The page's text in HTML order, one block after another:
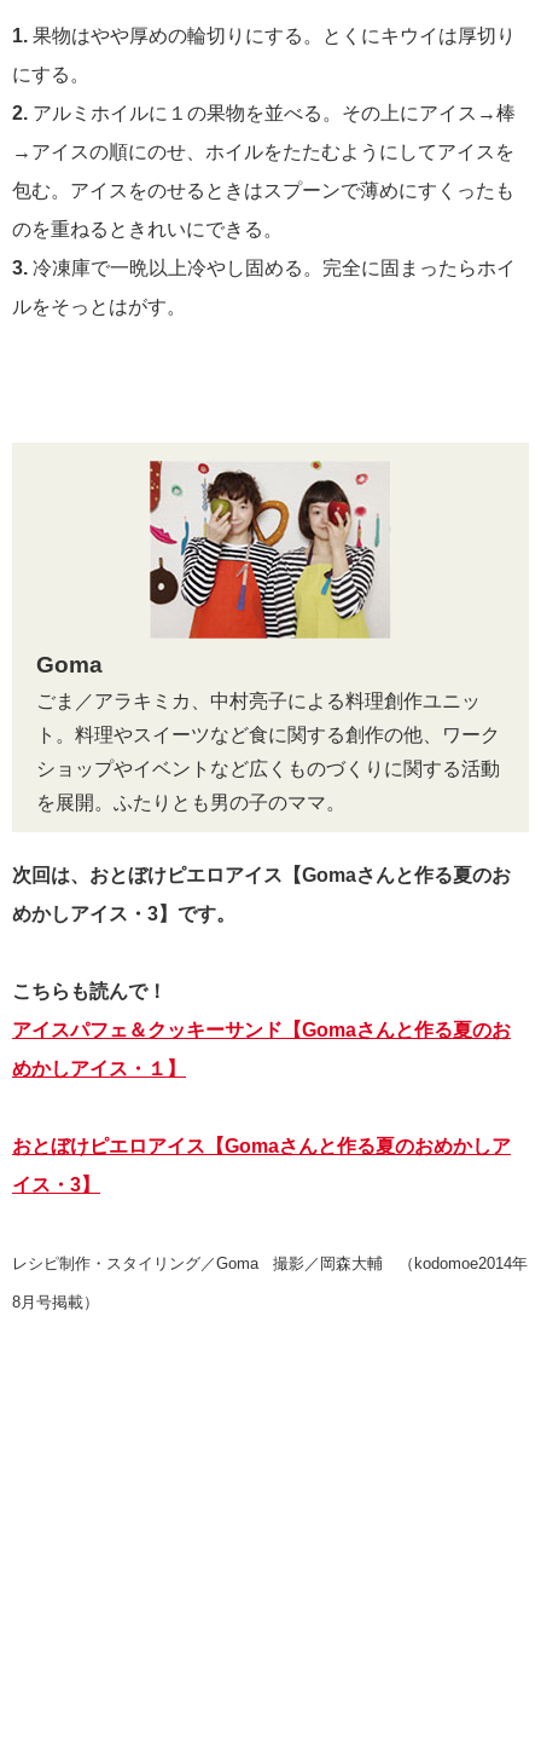
1. 果物はやや厚めの輪切りにする。とくにキウイは厚切り
にする。
2. アルミホイルに１の果物を並べる。その上にアイス→棒
→アイスの順にのせ、ホイルをたたむようにしてアイスを
包む。アイスをのせるときはスプーンで薄めにすくったも
のを重ねるときれいにできる。
3. 冷凍庫で一晩以上冷やし固める。完全に固まったらホイ
ルをそっとはがす。
Goma
ごま／アラキミカ、中村亮子による料理創作ユニッ
ト。料理やスイーツなど食に関する創作の他、ワーク
ショップやイベントなど広くものづくりに関する活動
を展開。ふたりとも男の子のママ。
次回は、おとぼけピエロアイス【Gomaさんと作る夏のお
めかしアイス・ 3】です。
こちらも読んで！
アイスパフェ＆クッキーサンド【Gomaさんと作る夏のお
めかしアイス・１】
おとぼけピエロアイス【Gomaさんと作る夏のおめかしア
イス・3】
レシピ制作・スタイリング／Goma 撮影／岡森大輔 （kodomoe2014年
8月号掲載）